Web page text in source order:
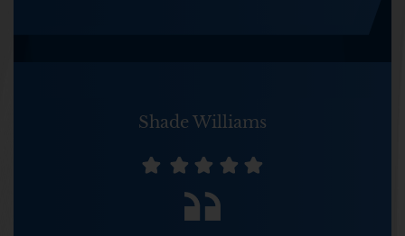
ser Juzgado como Adulto
Derechos de los Padres en Casos
Juveniles
Desviación Informal Juvenil
Shade Williams